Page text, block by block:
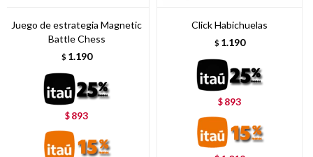
Juego de estrategia Magnetic
Battle Chess
$ 1.190
$ 893
Click Habichuelas
$ 1.190
$ 893